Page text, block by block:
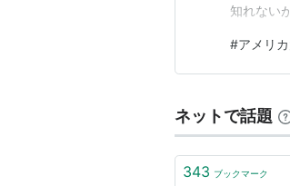
当時流行語
生でも出来る
知れない
https://
妻や娘婿
#アメリ
ネットで話題
343 ブックマーク